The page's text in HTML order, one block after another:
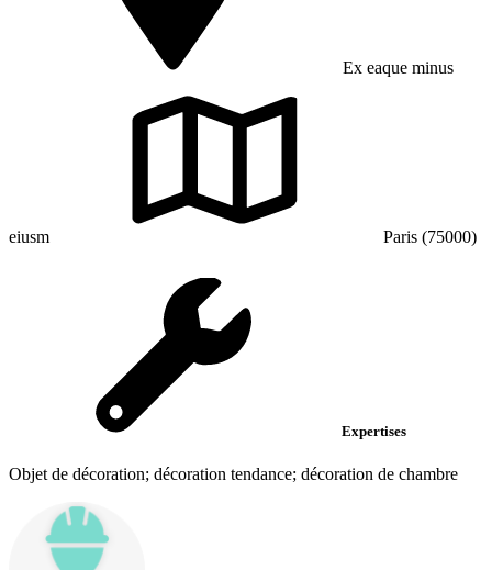
Ex eaque minus
eiusm Paris (75000)
Expertises
Objet de décoration; décoration tendance; décoration de chambre